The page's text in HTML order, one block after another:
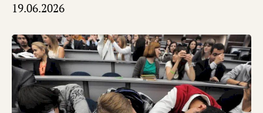
19.06.2026